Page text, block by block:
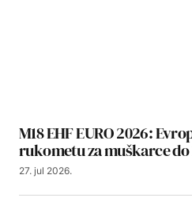
M18 EHF EURO 2026:
rukometu za muškarce do
27. jul 2026.